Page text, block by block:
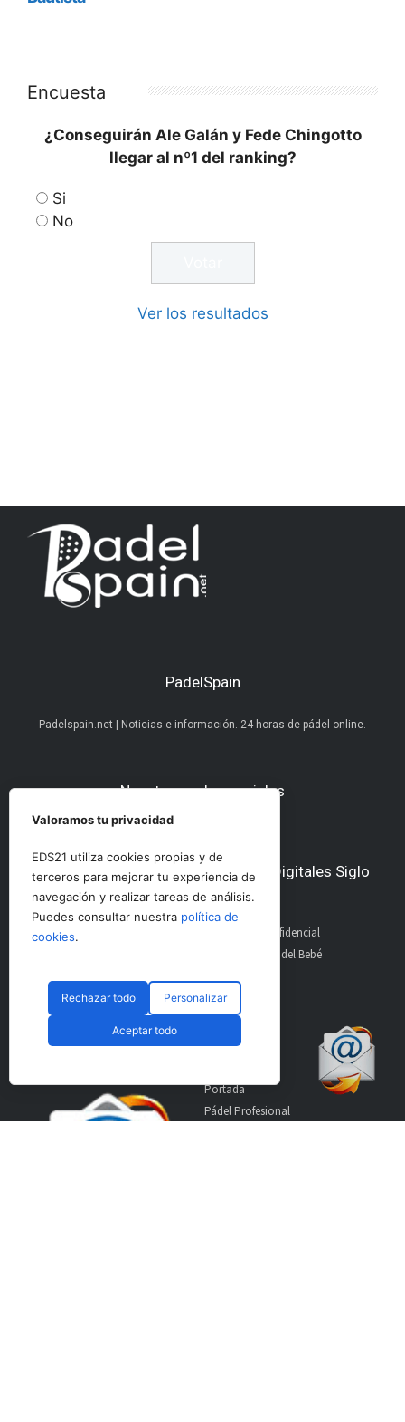
Encuesta
¿Conseguirán Ale Galán y Fede Chingotto
llegar al nº1 del ranking?
Si
No
Ver los resultados
PadelSpain
Padelspain.net | Noticias e información. 24 horas de pádel online.
Nuestras redes sociales
Otros medios del Grupo Ediciones Digitales Siglo
21
GolfConfidencial
El Diario del Bebé
Suscríbete a nuestro
Portada
Pádel Profesional
Valoramos tu privacidad
EDS21 utiliza cookies propias y de
terceros para mejorar tu experiencia de
navegación y realizar tareas de análisis.
Puedes consultar nuestra política de
cookies.
Rechazar todo Personalizar
Aceptar todo